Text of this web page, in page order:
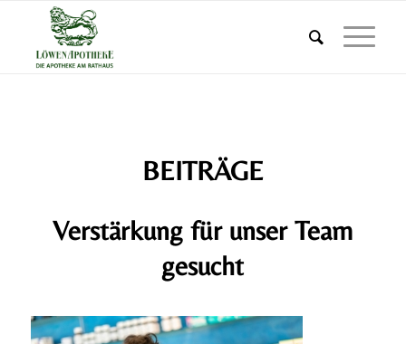
BEITRÄGE
Verstärkung für unser Team
gesucht